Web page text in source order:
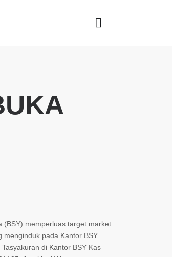
(BSY) memperluas target market
menginduk pada Kantor BSY
di Kantor BSY Kas